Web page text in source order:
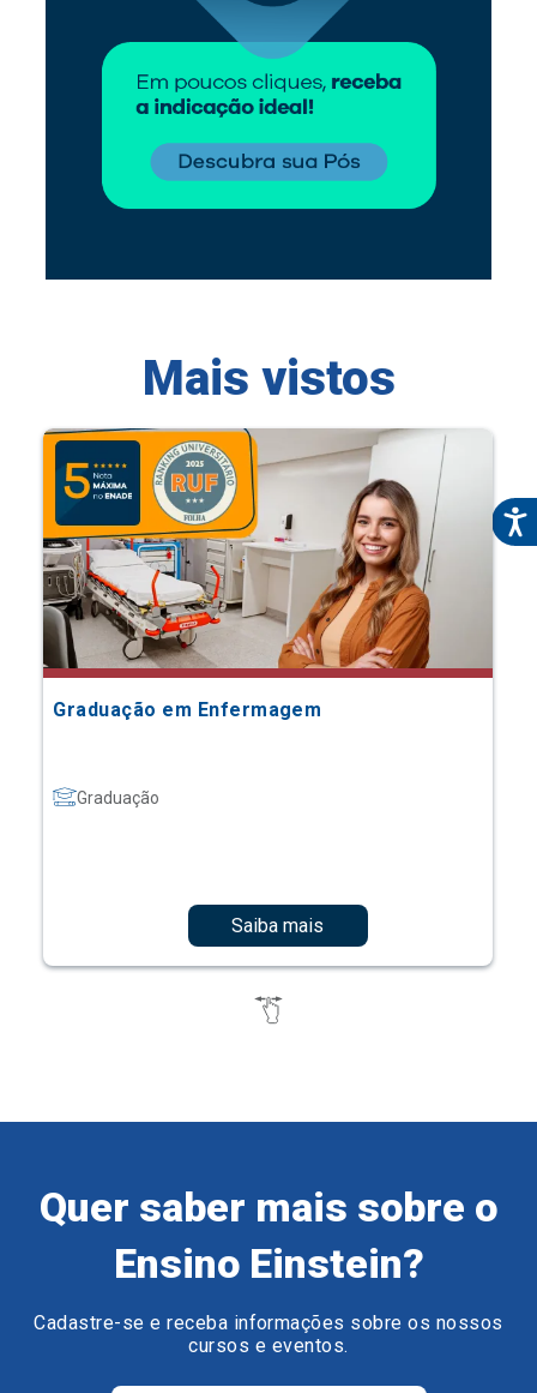
Mais vistos
Graduação em Enfermagem
Graduação
Saiba mais
Quer saber mais sobre o
Ensino Einstein?
Cadastre-se e receba informações sobre os nossos
cursos e eventos.